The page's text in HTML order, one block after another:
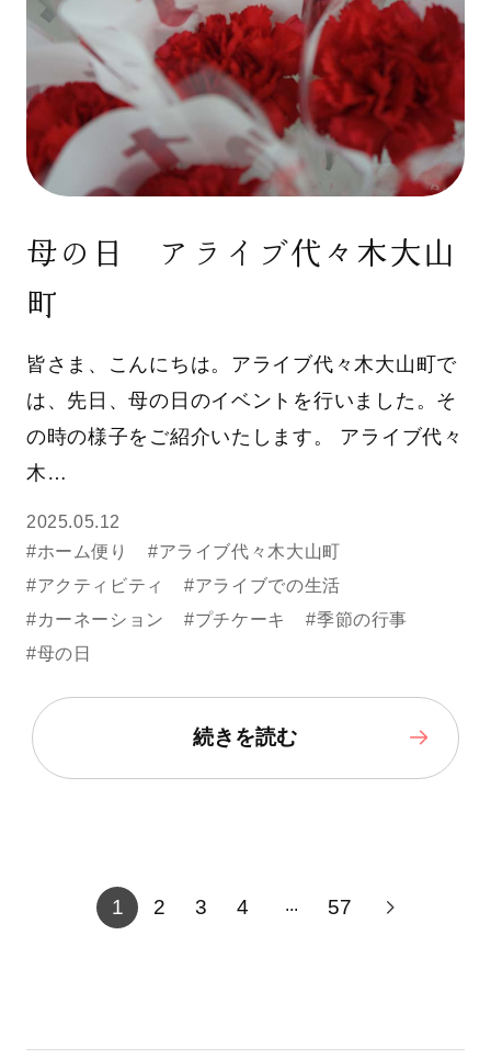
母の日 アライブ代々木大山
町
皆さま、こんにちは。アライブ代々木大山町で
は、先日、母の日のイベントを行いました。そ
の時の様子をご紹介いたします。 アライブ代々
木…
2025.05.12
#ホーム便り
#アライブ代々木大山町
#アクティビティ
#アライブでの生活
#カーネーション
#プチケーキ
#季節の行事
#母の日
続きを読む
1 2 3 4 ... 57